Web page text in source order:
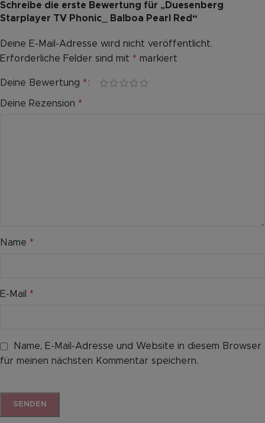
Schreibe die erste Bewertung für „Duesenberg
Starplayer TV Phonic_ Balboa Pearl Red“
Deine E-Mail-Adresse wird nicht veröffentlicht.
Erforderliche Felder sind mit * markiert
Deine Bewertung *
Deine Rezension *
Name *
E-Mail *
Name, E-Mail-Adresse und Website in diesem Browser
für meinen nächsten Kommentar speichern.
Alternative: